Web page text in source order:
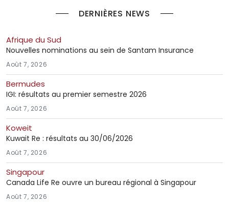
DERNIÈRES NEWS
Afrique du Sud
Nouvelles nominations au sein de Santam Insurance
Août 7, 2026
Bermudes
IGI: résultats au premier semestre 2026
Août 7, 2026
Koweit
Kuwait Re : résultats au 30/06/2026
Août 7, 2026
Singapour
Canada Life Re ouvre un bureau régional à Singapour
Août 7, 2026